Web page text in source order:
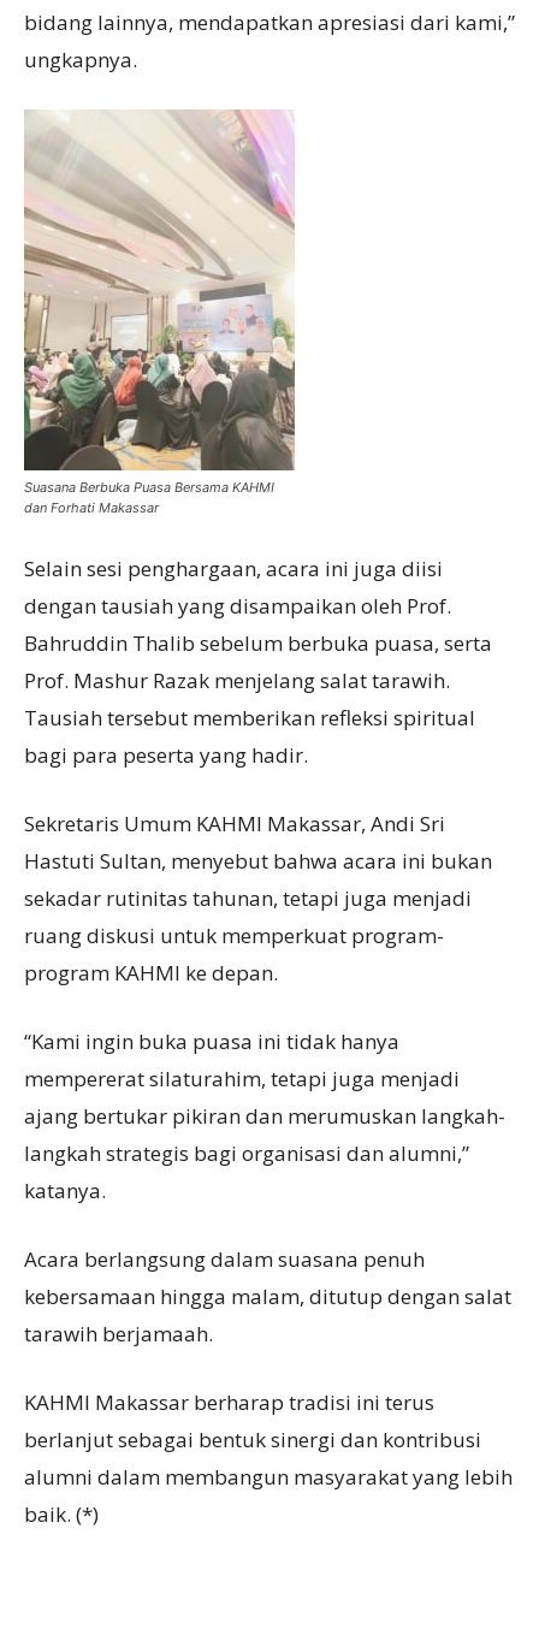
bidang lainnya, mendapatkan apresiasi dari kami,”
ungkapnya.
Suasana Berbuka Puasa Bersama KAHMI
dan Forhati Makassar
Selain sesi penghargaan, acara ini juga diisi
dengan tausiah yang disampaikan oleh Prof.
Bahruddin Thalib sebelum berbuka puasa, serta
Prof. Mashur Razak menjelang salat tarawih.
Tausiah tersebut memberikan refleksi spiritual
bagi para peserta yang hadir.
Sekretaris Umum KAHMI Makassar, Andi Sri
Hastuti Sultan, menyebut bahwa acara ini bukan
sekadar rutinitas tahunan, tetapi juga menjadi
ruang diskusi untuk memperkuat program-
program KAHMI ke depan.
“Kami ingin buka puasa ini tidak hanya
mempererat silaturahim, tetapi juga menjadi
ajang bertukar pikiran dan merumuskan langkah-
langkah strategis bagi organisasi dan alumni,”
katanya.
Acara berlangsung dalam suasana penuh
kebersamaan hingga malam, ditutup dengan salat
tarawih berjamaah.
KAHMI Makassar berharap tradisi ini terus
berlanjut sebagai bentuk sinergi dan kontribusi
alumni dalam membangun masyarakat yang lebih
baik. (*)